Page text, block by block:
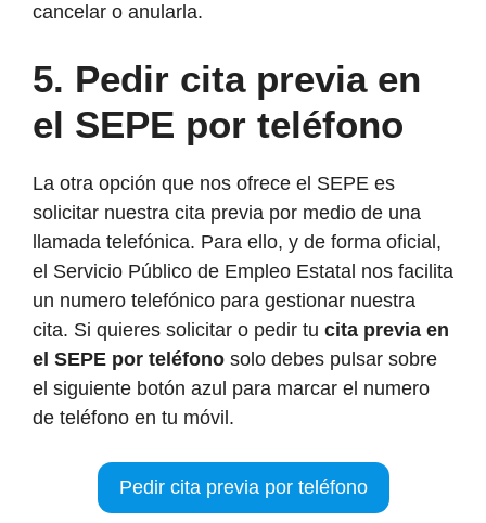
cancelar o anularla.
5. Pedir cita previa en
el SEPE por teléfono
La otra opción que nos ofrece el SEPE es
solicitar nuestra cita previa por medio de una
llamada telefónica. Para ello, y de forma oficial,
el Servicio Público de Empleo Estatal nos facilita
un numero telefónico para gestionar nuestra
cita. Si quieres solicitar o pedir tu cita previa en
el SEPE por teléfono solo debes pulsar sobre
el siguiente botón azul para marcar el numero
de teléfono en tu móvil.
Pedir cita previa por teléfono